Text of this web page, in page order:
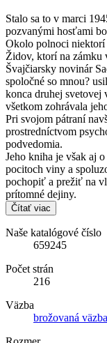
Stalo sa to v marci
pozvanými hosťami
Okolo polnoci
Židov, ktorí na zámku
Švajčiarsky novinár
spoločné so mnou?
konca druhej
všetkom zohrávala
Pri svojom pátraní
prostredníctvom
podvedomia.
Jeho kniha je však aj
pocitoch viny a
pochopiť a prežiť na
prítomné dejiny.
Čítať viac
Naše katalógové číslo
659245
Počet strán
216
Väzba
brožovaná väzba